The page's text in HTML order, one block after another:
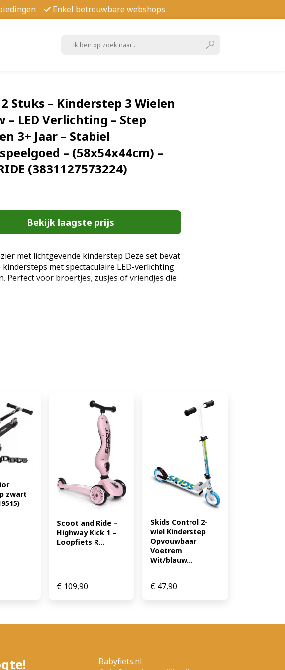
Enkel betrouwbare webshops
2 Stuks – Kinderstep 3 Wielen
– LED Verlichting – Step
3+ Jaar – Stabiel
– (58x54x44cm) –
(3831127573224)
Bekijk laagste prijs
met lichtgevende kinderstep Deze set bevat
kindersteps met spectaculaire LED-verlichting
Perfect voor broertjes, zusjes of vriendjes die
steppen. Het stabiele 3-wielen ontwerp zorgt
vanaf 3 jaar veilig en zelfverzekerd
leren steppen en hun balans nog
Het brede deck geeft voldoende ruimte om
te staan. Robuuste constructie Gemaakt van
aluminium en stevig kunststof, ontworpen
mee te gaan. De step is licht genoeg om mee
maar sterk genoeg om dagelijks gebruik te
Geschikt voor kinderen tot 50 kg. Ideaal cadeau
kinderen Stimuleert beweging en buitenspel
hun motorische vaardigheden en balans
Het steppen bevordert gezonde
en biedt urenlang speelplezier. Met
één pakket perfect voor gezinnen met meerdere
3831127573224)
zwart
Scoot and Ride –
Highway Kick 1 –
Loopfiets R...
€109,90
Skids Control 2-
wiel Kinderstep
Opvouwbaar
Voetrem
Wit/blauw...
€ 47,90
Babyfiets.nl